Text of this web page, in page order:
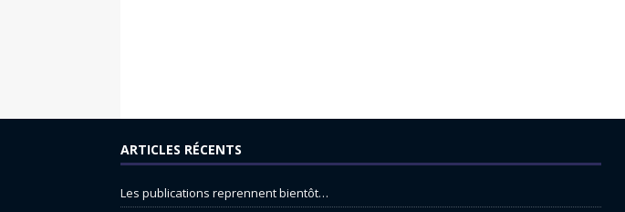
ARTICLES RÉCENTS
Les publications reprennent bientôt…